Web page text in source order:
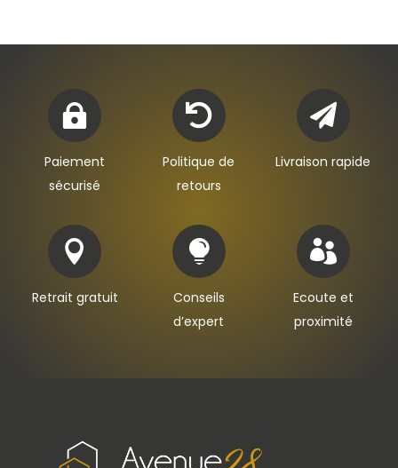

Paiement
sécurisé

Politique de
retours

Livraison rapide

Retrait gratuit

Conseils
d’expert

Ecoute et
proximité